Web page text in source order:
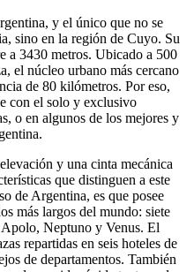
y el único que no se
sino en la región de Cuyo. Su
a 3430 metros. Ubicado a 500
el núcleo urbano más cercano
de 80 kilómetros. Por eso,
con el solo y exclusivo
o en algunos de los mejores y
y una cinta mecánica
que distinguen a este
de Argentina, es que posee
más largos del mundo: siete
Neptuno y Venus. El
repartidas en seis hoteles de
de departamentos. También